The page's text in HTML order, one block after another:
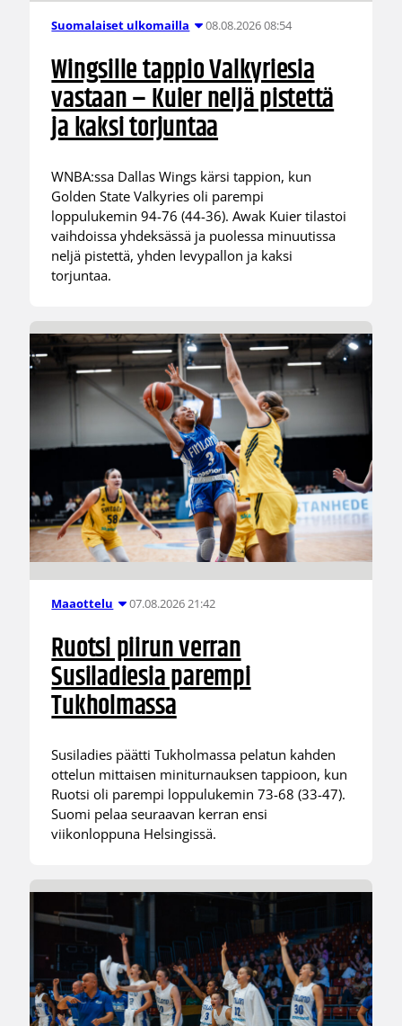
Suomalaiset ulkomailla 08.08.2026 08:54
Wingsille tappio Valkyriesia
vastaan – Kuier neljä pistettä
ja kaksi torjuntaa
WNBA:ssa Dallas Wings kärsi tappion, kun
Golden State Valkyries oli parempi
loppulukemin 94-76 (44-36). Awak Kuier tilastoi
vaihdoissa yhdeksässä ja puolessa minuutissa
neljä pistettä, yhden levypallon ja kaksi
torjuntaa.
Maaottelu 07.08.2026 21:42
Ruotsi piirun verran
Susiladiesia parempi
Tukholmassa
Susiladies päätti Tukholmassa pelatun kahden
ottelun mittaisen miniturnauksen tappioon, kun
Ruotsi oli parempi loppulukemin 73-68 (33-47).
Suomi pelaa seuraavan kerran ensi
viikonloppuna Helsingissä.